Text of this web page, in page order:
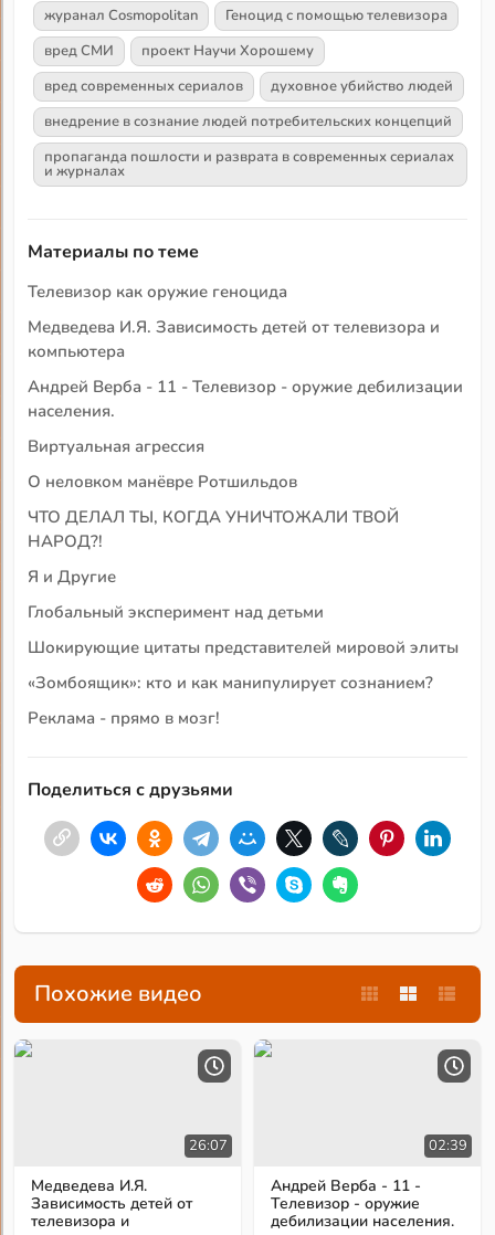
журанал Cosmopolitan
Геноцид с помощью телевизора
вред СМИ
проект Научи Хорошему
вред современных сериалов
духовное убийство людей
внедрение в сознание людей потребительских концепций
пропаганда пошлости и разврата в современных сериалах
и журналах
Материалы по теме
Телевизор как оружие геноцида
Медведева И.Я. Зависимость детей от телевизора и
компьютера
Андрей Верба - 11 - Телевизор - оружие дебилизации
населения.
Виртуальная агрессия
О неловком манёвре Ротшильдов
ЧТО ДЕЛАЛ ТЫ, КОГДА УНИЧТОЖАЛИ ТВОЙ
НАРОД?!
Я и Другие
Глобальный эксперимент над детьми
Шокирующие цитаты представителей мировой элиты
«Зомбоящик»: кто и как манипулирует сознанием?
Реклама - прямо в мозг!
Поделиться с друзьями
Похожие видео
26:07
Медведева И.Я.
Зависимость детей от
телевизора и
02:39
Андрей Верба - 11 -
Телевизор - оружие
дебилизации населения.